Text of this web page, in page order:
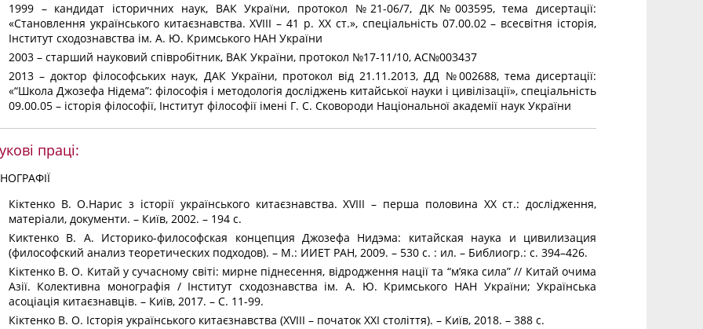
1999 – кандидат історичних наук, ВАК України, протокол №21-06/7, ДК№003595, тема дисертації:
«Становлення українського китаєзнавства. XVIII – 41 р. ХХ ст.», спеціальність 07.00.02 – всесвітня історія,
Інститут сходознавства ім. А. Ю. Кримського НАН України
2003 – старший науковий співробітник, ВАК України, протокол №17-11/10, АС№003437
2013 – доктор філософських наук, ДАК України, протокол від 21.11.2013, ДД №002688, тема дисертації:
«“Школа Джозефа Нідема”: філософія і методологія досліджень китайської науки і цивілізації», спеціальність
09.00.05 – історія філософії, Інститут філософії імені Г. С. Сковороди Національної академії наук України
праці:
Кіктенко В. О.Нарис з історії українського китаєзнавства. XVIII – перша половина ХХ ст.: дослідження,
матеріали, документи. – Київ, 2002. – 194 с.
Киктенко В. А. Историко-философская концепция Джозефа Нидэма: китайская наука и цивилизация
(философский анализ теоретических подходов). – М.: ИИЕТ РАН, 2009. – 530 с. : ил. – Библиогр.: с. 394–426.
Кіктенко В. О. Китай у сучасному світі: мирне піднесення, відродження нації та “м’яка сила” // Китай очима
Азії. Колективна монографія / Інститут сходознавства ім. А. Ю. Кримського НАН України; Українська
асоціація китаєзнавців. – Київ, 2017. – С. 11-99.
Кіктенко В. О. Історія українського китаєзнавства (XVIII – початок XXI століття). – Київ, 2018. – 388 с.